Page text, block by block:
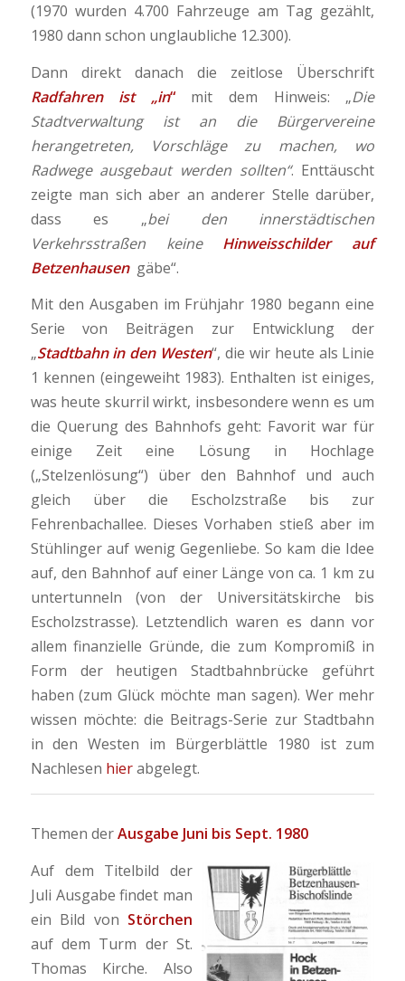
(1970 wurden 4.700 Fahrzeuge am Tag gezählt,
1980 dann schon unglaubliche 12.300).
Dann direkt danach die zeitlose Überschrift
Radfahren ist „in“mit dem Hinweis: „Die
Stadtverwaltung ist an die Bürgervereine
herangetreten, Vorschläge zu machen, wo
Radwege ausgebaut werden sollten“. Enttäuscht
zeigte man sich aber an anderer Stelle darüber,
dass es „bei den innerstädtischen
Verkehrsstraßen keine Hinweisschilder auf
Betzenhausengäbe“.
Mit den Ausgaben im Frühjahr 1980 begann eine
Serie von Beiträgen zur Entwicklung der
„Stadtbahn in den Westen“, die wir heute als Linie
1 kennen (eingeweiht 1983). Enthalten ist einiges,
was heute skurril wirkt, insbesondere wenn es um
die Querung des Bahnhofs geht: Favorit war für
einige Zeit eine Lösung in Hochlage
(„Stelzenlösung“) über den Bahnhof und auch
gleich über die Escholzstraße bis zur
Fehrenbachallee. Dieses Vorhaben stieß aber im
Stühlinger auf wenig Gegenliebe. So kam die Idee
auf, den Bahnhof auf einer Länge von ca. 1 km zu
untertunneln (von der Universitätskirche bis
Escholzstrasse). Letztendlich waren es dann vor
allem finanzielle Gründe, die zum Kompromiß in
Form der heutigen Stadtbahnbrücke geführt
haben (zum Glück möchte man sagen). Wer mehr
wissen möchte: die Beitrags-Serie zur Stadtbahn
in den Westen im Bürgerblättle 1980 ist zum
Nachlesen hierabgelegt.
Themen derAusgabe Juni bis Sept. 1980
Auf dem Titelbild der
Juli Ausgabe findet man
ein Bild von Störchen
auf dem Turm der St.
Thomas Kirche. Also